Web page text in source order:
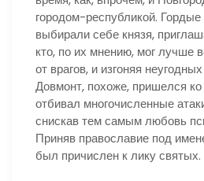
городом-республикой.
выбирали себе князя,
кто, по их мнению, мог лучше
от врагов, и изгоняя
Довмонт, похоже, пришелся
отбивал многочисленные
снискав тем самым любовь
Приняв православие под
был причислен к лику святых.